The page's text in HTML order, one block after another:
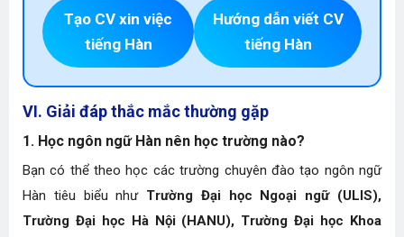
Tạo CV xin việc
tiếng Hàn
Hướng dẫn viết CV
tiếng Hàn
VI. Giải đáp thắc mắc thường gặp
1. Học ngôn ngữ Hàn nên học trường nào?
Bạn có thể theo học các trường chuyên đào tạo ngôn ngữ
Hàn tiêu biểu như Trường Đại học Ngoại ngữ (ULIS),
Trường Đại học Hà Nội (HANU), Trường Đại học Khoa